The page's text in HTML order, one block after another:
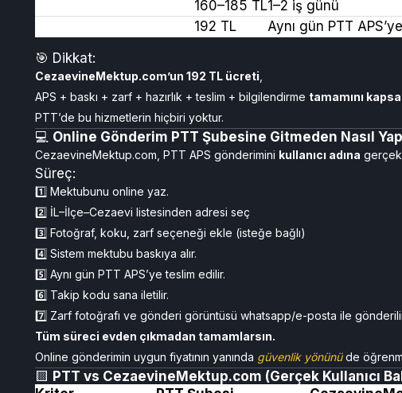
160–185 TL1–2 iş günü
192 TL
Aynı gün PTT
🎯 Dikkat:
CezaevineMektup.com’un 192 TL ücreti
APS + baskı + zarf + hazırlık + teslim + bilgilendirme tamamını
PTT’de bu hizmetlerin hiçbiri yoktur.
💻 Online Gönderim PTT Şubesine Gitmeden Nasıl
CezaevineMektup.com, PTT APS gönderimini kullanıcı adına
Süreç:
1️⃣ Mektubunu online yaz.
2️⃣ İL–İlçe–Cezaevi listesinden adresi seç
3️⃣ Fotoğraf, koku, zarf seçeneği ekle (isteğe bağlı)
4️⃣ Sistem mektubu baskıya alır.
5️⃣ Aynı gün PTT APS’ye teslim edilir.
6️⃣ Takip kodu sana iletilir.
7️⃣ Zarf fotoğrafı ve gönderi görüntüsü whatsapp/e-posta ile
Tüm süreci evden çıkmadan tamamlarsın.
Online gönderimin uygun fiyatının yanında güvenlik yönünü de
🟨 PTT vs CezaevineMektup.com (Gerçek Kullanıcı